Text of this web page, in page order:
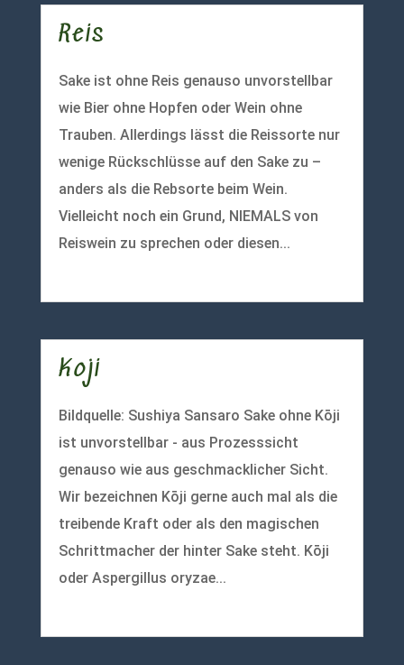
Reis
Sake ist ohne Reis genauso unvorstellbar
wie Bier ohne Hopfen oder Wein ohne
Trauben. Allerdings lässt die Reissorte nur
wenige Rückschlüsse auf den Sake zu –
anders als die Rebsorte beim Wein.
Vielleicht noch ein Grund, NIEMALS von
Reiswein zu sprechen oder diesen...
Koji
Bildquelle: Sushiya Sansaro Sake ohne Kōji
ist unvorstellbar - aus Prozesssicht
genauso wie aus geschmacklicher Sicht.
Wir bezeichnen Kōji gerne auch mal als die
treibende Kraft oder als den magischen
Schrittmacher der hinter Sake steht. Kōji
oder Aspergillus oryzae...